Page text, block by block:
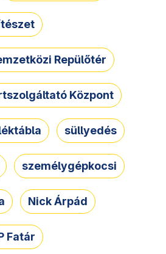
Repülőtér
Központ
süllyedés
személygépkocsi
Nick Árpád
Fatár